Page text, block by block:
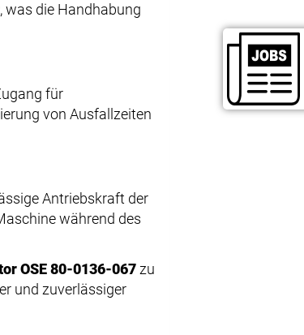
, was die Handhabung
für
von Ausfallzeiten
Antriebskraft der
während des
OSE 80-0136-067zu
und zuverlässiger